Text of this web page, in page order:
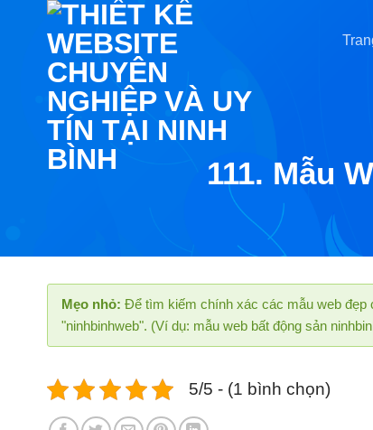
Chuyển
111. Mẫu
Mẹo nhỏ: Để tìm kiếm chính xác các mẫu web đẹp
"ninhbinhweb". (Ví dụ: mẫu web bất động sản
5/5 - (1 bình chọn)